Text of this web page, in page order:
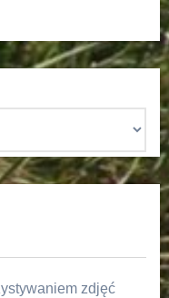
zdjęć